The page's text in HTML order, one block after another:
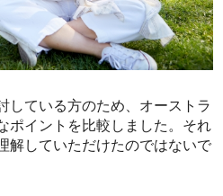
している方のため、オーストラ
ポイントを比較しました。それ
解していただけたのではないで